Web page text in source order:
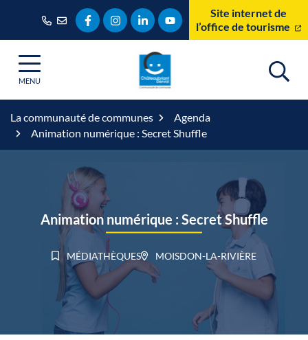
contenu
Lien vers le compte Facebook
Lien vers le compte Instagram
Lien vers le compte Linkedin
Lien vers la chaîne Youtube
Site internet de
l’office de tourisme
MENU
La communauté de communes
Agenda
Animation numérique : Secret Shuffle
Animation numérique : Secret Shuffle
MÉDIATHÈQUES MOISDON-LA-RIVIÈRE